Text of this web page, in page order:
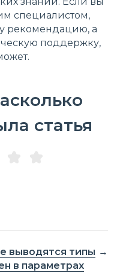
специалистом,
рекомендацию, а
поддержку,
статья
выводятся типы
в параметрах